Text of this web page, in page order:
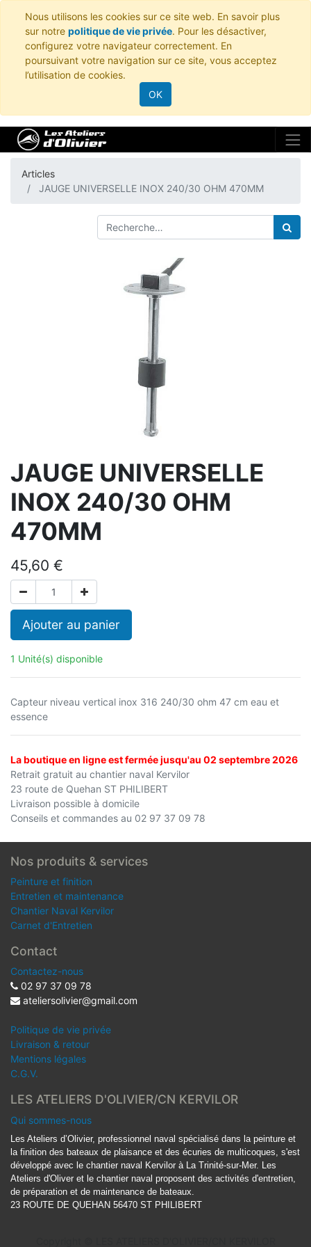
Nous utilisons les cookies sur ce site web. En savoir plus
sur notre politique de vie privée. Pour les désactiver,
configurez votre navigateur correctement. En
poursuivant votre navigation sur ce site, vous acceptez
l’utilisation de cookies.
OK
Articles
JAUGE UNIVERSELLE INOX 240/30 OHM 470MM
JAUGE UNIVERSELLE
INOX 240/30 OHM
470MM
45,60 €
Ajouter au panier
1 Unité(s) disponible
Capteur niveau vertical inox 316 240/30 ohm 47 cm eau et
essence
La boutique en ligne est fermée jusqu'au 02 septembre 2026
Retrait gratuit au chantier naval Kervilor
23 route de Quehan ST PHILIBERT
Livraison possible à domicile
Conseils et commandes au 02 97 37 09 78
Nos produits & services
Peinture et finition
Entretien et maintenance
Chantier Naval Kervilor
Carnet d'Entretien
Contact
Contactez-nous
02 97 37 09 78
ateliersolivier@gmail.com
Politique de vie privée
Livraison & retour
Mentions légales
C.G.V.
LES ATELIERS D'OLIVIER/CN KERVILOR
Qui sommes-nous
Les Ateliers d’Olivier, professionnel naval spécialisé dans la peinture et
la finition des bateaux de plaisance et des écuries de multicoques, s'est
développé avec le chantier naval Kervilor à La Trinité-sur-Mer. Les
Ateliers d'Oliver et le chantier naval proposent des activités d'entretien,
de préparation et de maintenance de bateaux.
23 ROUTE DE QUEHAN 56470 ST PHILIBERT